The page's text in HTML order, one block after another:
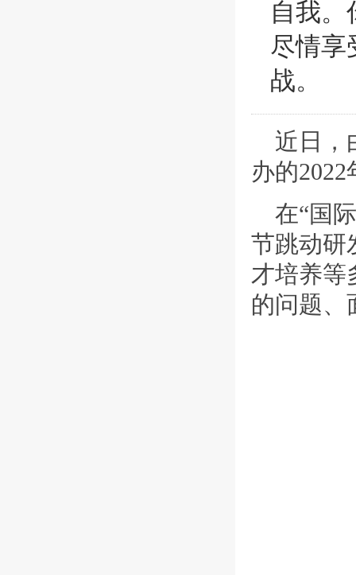
自我。
尽情享
战。
近日，
办的
在“国
节跳动研
才培养等
的问题、